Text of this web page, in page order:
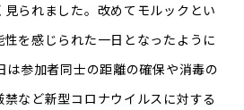
られました。改めてモルックとい
を感じられた一日となったように
参加者同士の距離の確保や消毒の
など新型コロナウイルスに対する